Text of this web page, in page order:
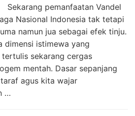
Sekarang pemanfaatan Vandel
Nasional Indonesia tak tetapi
namun jua sebagai efek tinju.
dimensi istimewa yang
sekarang cergas
mentah. Dasar sepanjang
agus kita wajar
…